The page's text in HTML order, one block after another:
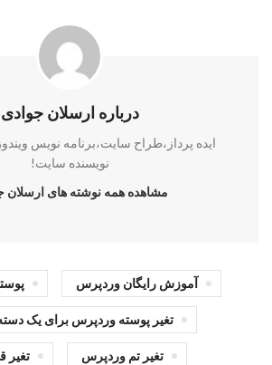
درباره ارسلان جوادی
ایده پرداز،طراح سایت،برنامه نویس
نویسنده سایت!
مشاهده همه نوشته های ارسلان
آموزش رایگان وردپرس
تغیر پوسته وردپرس برای یک
تغیر تم وردپرس تغیر